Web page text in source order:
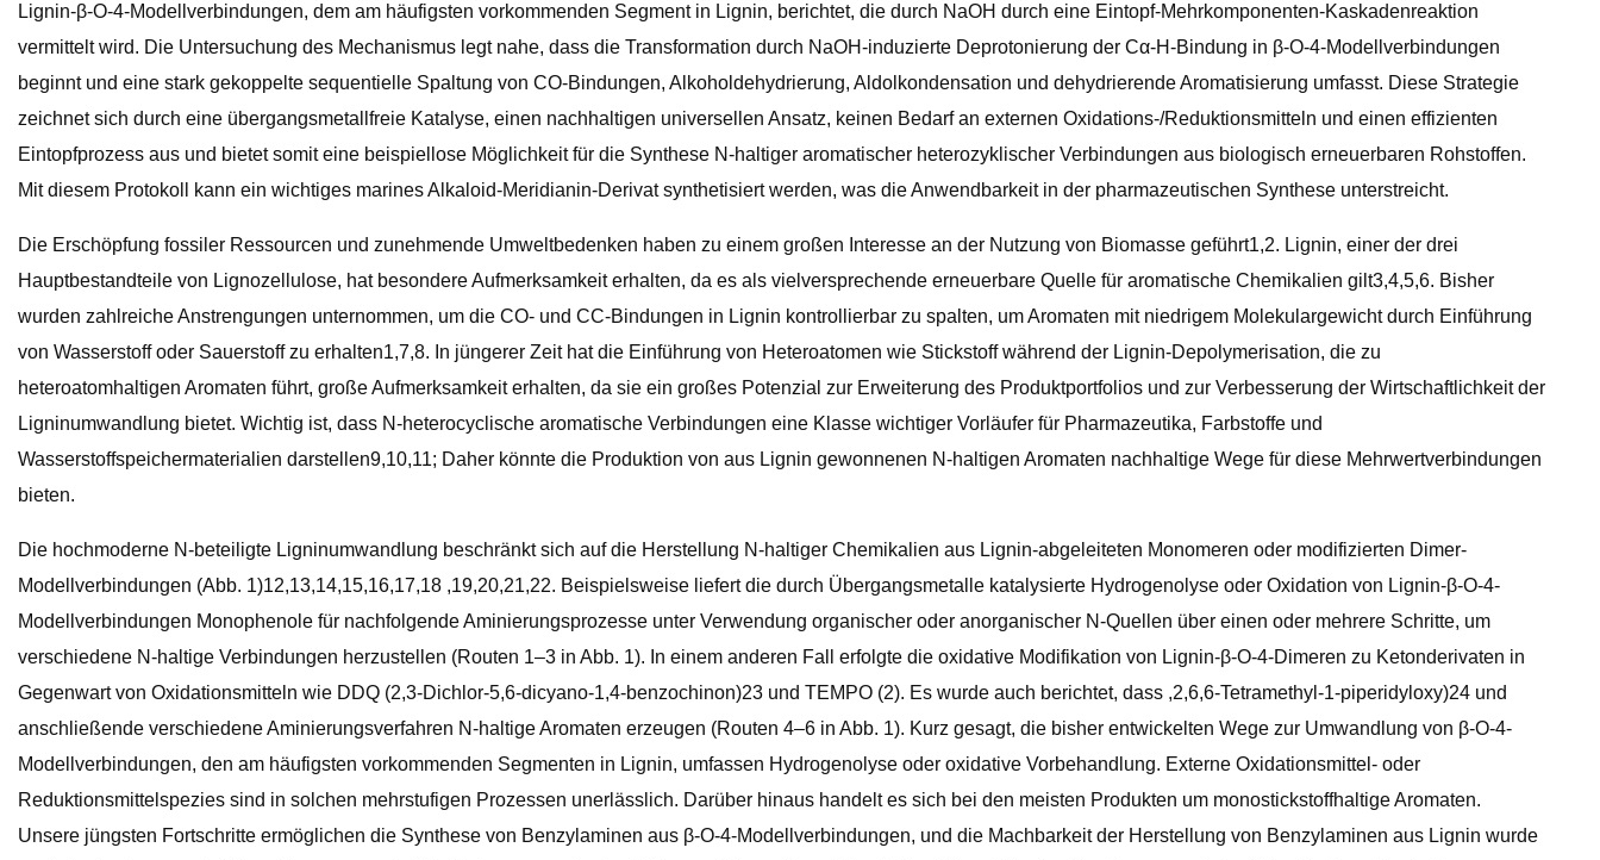
Lignin-β-O-4-Modellverbindungen, dem am häufigsten vorkommenden Segment in Lignin, berichtet, die durch NaOH durch eine Eintopf-Mehrkomponenten-Kaskadenreaktion
vermittelt wird. Die Untersuchung des Mechanismus legt nahe, dass die Transformation durch NaOH-induzierte Deprotonierung der Cα-H-Bindung in β-O-4-Modellverbindungen
beginnt und eine stark gekoppelte sequentielle Spaltung von CO-Bindungen, Alkoholdehydrierung, Aldolkondensation und dehydrierende Aromatisierung umfasst. Diese Strategie
zeichnet sich durch eine übergangsmetallfreie Katalyse, einen nachhaltigen universellen Ansatz, keinen Bedarf an externen Oxidations-/Reduktionsmitteln und einen effizienten
Eintopfprozess aus und bietet somit eine beispiellose Möglichkeit für die Synthese N-haltiger aromatischer heterozyklischer Verbindungen aus biologisch erneuerbaren Rohstoffen.
Mit diesem Protokoll kann ein wichtiges marines Alkaloid-Meridianin-Derivat synthetisiert werden, was die Anwendbarkeit in der pharmazeutischen Synthese unterstreicht.
Die Erschöpfung fossiler Ressourcen und zunehmende Umweltbedenken haben zu einem großen Interesse an der Nutzung von Biomasse geführt1,2. Lignin, einer der drei
Hauptbestandteile von Lignozellulose, hat besondere Aufmerksamkeit erhalten, da es als vielversprechende erneuerbare Quelle für aromatische Chemikalien gilt3,4,5,6. Bisher
wurden zahlreiche Anstrengungen unternommen, um die CO- und CC-Bindungen in Lignin kontrollierbar zu spalten, um Aromaten mit niedrigem Molekulargewicht durch Einführung
von Wasserstoff oder Sauerstoff zu erhalten1,7,8. In jüngerer Zeit hat die Einführung von Heteroatomen wie Stickstoff während der Lignin-Depolymerisation, die zu
heteroatomhaltigen Aromaten führt, große Aufmerksamkeit erhalten, da sie ein großes Potenzial zur Erweiterung des Produktportfolios und zur Verbesserung der Wirtschaftlichkeit der
Ligninumwandlung bietet. Wichtig ist, dass N-heterocyclische aromatische Verbindungen eine Klasse wichtiger Vorläufer für Pharmazeutika, Farbstoffe und
Wasserstoffspeichermaterialien darstellen9,10,11; Daher könnte die Produktion von aus Lignin gewonnenen N-haltigen Aromaten nachhaltige Wege für diese Mehrwertverbindungen
bieten.
Die hochmoderne N-beteiligte Ligninumwandlung beschränkt sich auf die Herstellung N-haltiger Chemikalien aus Lignin-abgeleiteten Monomeren oder modifizierten Dimer-
Modellverbindungen (Abb. 1)12,13,14,15,16,17,18 ,19,20,21,22. Beispielsweise liefert die durch Übergangsmetalle katalysierte Hydrogenolyse oder Oxidation von Lignin-β-O-4-
Modellverbindungen Monophenole für nachfolgende Aminierungsprozesse unter Verwendung organischer oder anorganischer N-Quellen über einen oder mehrere Schritte, um
verschiedene N-haltige Verbindungen herzustellen (Routen 1–3 in Abb. 1). In einem anderen Fall erfolgte die oxidative Modifikation von Lignin-β-O-4-Dimeren zu Ketonderivaten in
Gegenwart von Oxidationsmitteln wie DDQ (2,3-Dichlor-5,6-dicyano-1,4-benzochinon)23 und TEMPO (2). Es wurde auch berichtet, dass ,2,6,6-Tetramethyl-1-piperidyloxy)24 und
anschließende verschiedene Aminierungsverfahren N-haltige Aromaten erzeugen (Routen 4–6 in Abb. 1). Kurz gesagt, die bisher entwickelten Wege zur Umwandlung von β-O-4-
Modellverbindungen, den am häufigsten vorkommenden Segmenten in Lignin, umfassen Hydrogenolyse oder oxidative Vorbehandlung. Externe Oxidationsmittel- oder
Reduktionsmittelspezies sind in solchen mehrstufigen Prozessen unerlässlich. Darüber hinaus handelt es sich bei den meisten Produkten um monostickstoffhaltige Aromaten.
Unsere jüngsten Fortschritte ermöglichen die Synthese von Benzylaminen aus β-O-4-Modellverbindungen, und die Machbarkeit der Herstellung von Benzylaminen aus Lignin wurde